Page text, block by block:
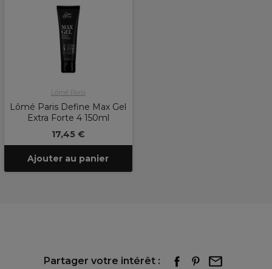
Lômé Paris
Lômé Paris Define Max Gel
Extra Forte 4 150ml
17,45 €
Ajouter au panier
Partager votre intérêt :